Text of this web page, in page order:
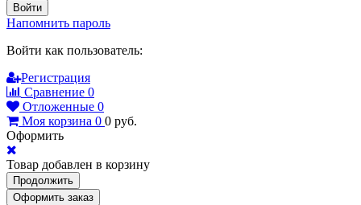
Войти
Напомнить пароль
Войти как пользователь:
Регистрация
Сравнение 0
Отложенные 0
Моя корзина 0 0 руб.
Оформить
Товар добавлен в корзину
Продолжить
Оформить заказ